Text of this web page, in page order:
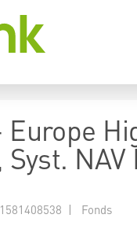
Europe
NAV
| Fonds